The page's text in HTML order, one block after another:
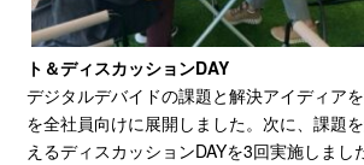
ト＆ディスカッションDAY
デジタルデバイドの課題と解決アイディア
を全社員向けに展開しました。次に、課題
えるディスカッションDAYを3回実施しまし